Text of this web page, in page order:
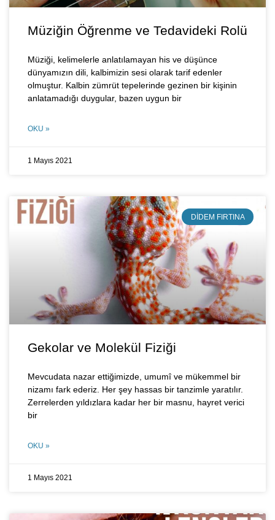
Müziğin Öğrenme ve Tedavideki Rolü
Müziği, kelimelerle anlatılamayan his ve düşünce
dünyamızın dili, kalbimizin sesi olarak tarif edenler
olmuştur. Kalbin zümrüt tepelerinde gezinen bir kişinin
anlatamadığı duygular, bazen uygun bir
OKU »
1 Mayıs 2021
DIDEM FIRTINA
Gekolar ve Molekül Fiziği
Mevcudata nazar ettiğimizde, umumî ve mükemmel bir
nizamı fark ederiz. Her şey hassas bir tanzimle yaratılır.
Zerrelerden yıldızlara kadar her bir masnu, hayret verici
bir
OKU »
1 Mayıs 2021